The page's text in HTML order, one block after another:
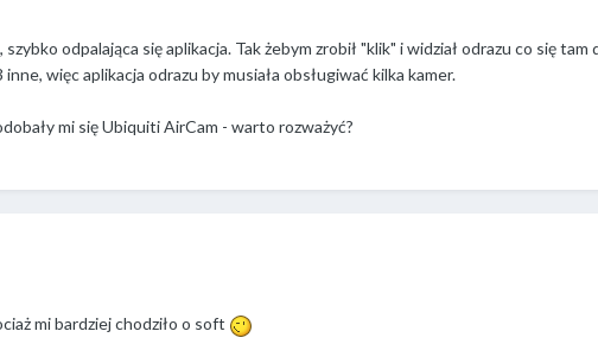
odpalająca się aplikacja. Tak żebym zrobił "klik" i widział odrazu co się
więc aplikacja odrazu by musiała obsługiwać kilka kamer.
mi się Ubiquiti AirCam - warto rozważyć?
mi bardziej chodziło o soft